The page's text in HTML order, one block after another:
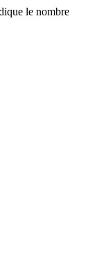
le nombre